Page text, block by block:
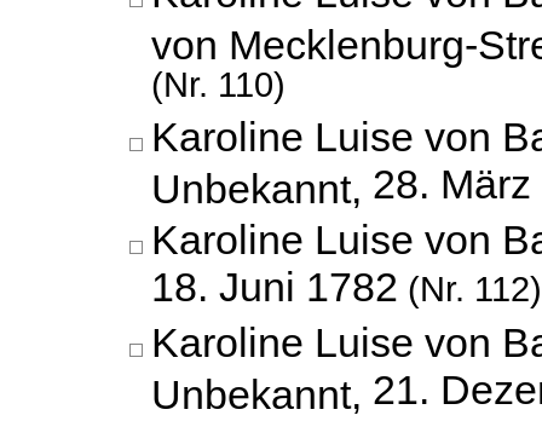
von Mecklenburg-
(Nr. 110)
Karoline Luise von
Unbekannt, 28.
Karoline Luise von
18. Juni 1782 (Nr. 112)
Karoline Luise von
Unbekannt, 21.